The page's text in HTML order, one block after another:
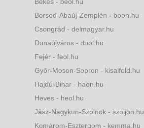
Borsod-Abaúj-Zemplén - boon.hu
Csongrád - delmagyar.hu
Dunaújváros - duol.hu
Fejér - feol.hu
Győr-Moson-Sopron - kisalfold.hu
Hajdú-Bihar - haon.hu
Heves - heol.hu
Jász-Nagykun-Szolnok - szoljon.hu
Komárom-Esztergom - kemma.hu